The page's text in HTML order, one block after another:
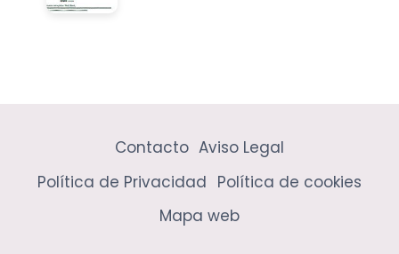
Contacto Aviso Legal
Política de Privacidad Política de cookies
Mapa web